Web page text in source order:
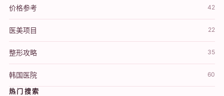
价格参考 42
医美项目 22
整形攻略 35
韩国医院 60
热门搜索